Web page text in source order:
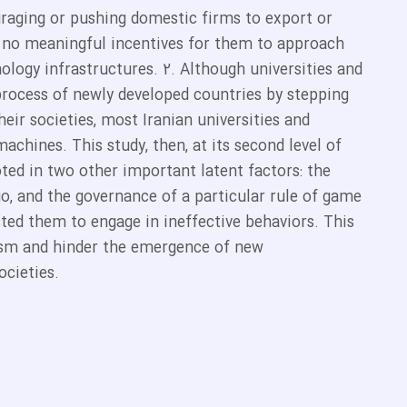
or pushing domestic firms to export or
meaningful incentives for them to approach
infrastructures. 2. Although universities and
of newly developed countries by stepping
societies, most Iranian universities and
This study, then, at its second level of
in two other important latent factors: the
the governance of a particular rule of game
them to engage in ineffective behaviors. This
and hinder the emergence of new